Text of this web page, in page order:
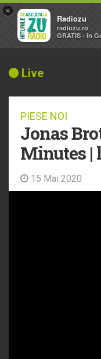
Live
PIESE NOI
Jonas
Minutes |
15 Mai 2020
×
Radiozu
radiozu.ro
GRATIS - In